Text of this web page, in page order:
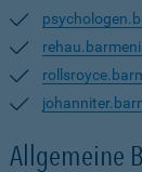
Allgemeine